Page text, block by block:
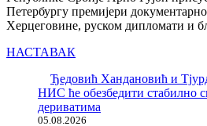
Петербургу премијери
Херцеговине, руском дипломати и
НАСТАВАК
Ђедовић Хандановић и
НИС ће обезбедити стабилно
дериватима
05.08.2026